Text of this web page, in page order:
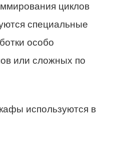
циклов
специальные
особо
или сложных по